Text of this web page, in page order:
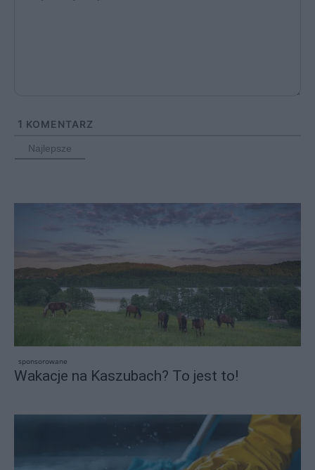
1 KOMENTARZ
Najlepsze
sponsorowane
Wakacje na Kaszubach? To jest to!